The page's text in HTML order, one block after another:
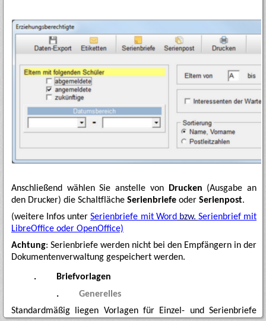
Anschließend wählen Sie anstelle von Drucken (Ausgabe an
den Drucker) die Schaltfläche Serienbriefe oder Serienpost.
(weitere Infos unterSerienbriefe mit Word bzw. Serienbrief mit
LibreOffice oder OpenOffice)
Achtung: Serienbriefe werden nicht bei den Empfängern in der
Dokumentenverwaltung gespeichert werden.
.
Briefvorlagen
.
Generelles
Standardmäßig liegen Vorlagen für Einzel- und Serienbriefe